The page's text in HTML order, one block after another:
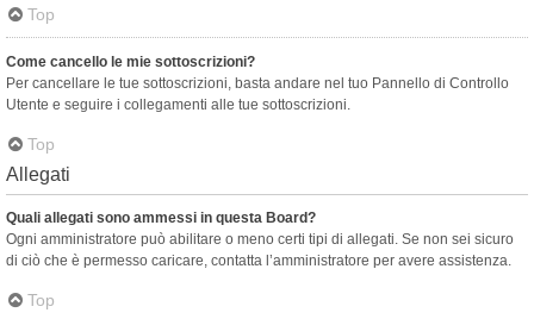
Top
Come cancello le mie sottoscrizioni?
Per cancellare le tue sottoscrizioni, basta andare nel tuo Pannello di Controllo
Utente e seguire i collegamenti alle tue sottoscrizioni.
Top
Allegati
Quali allegati sono ammessi in questa Board?
Ogni amministratore può abilitare o meno certi tipi di allegati. Se non sei sicuro
di ciò che è permesso caricare, contatta l’amministratore per avere assistenza.
Top